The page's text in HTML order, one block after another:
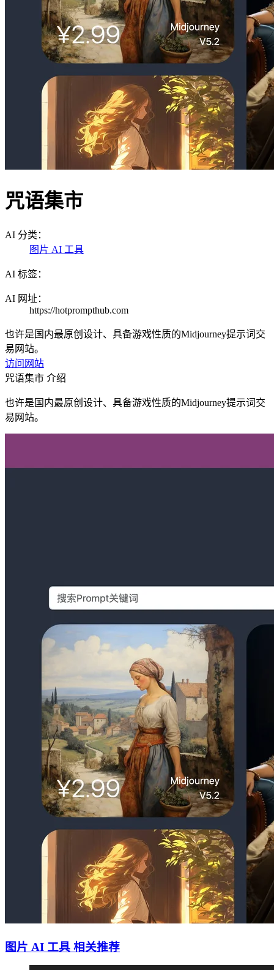
咒语集市
AI 分类：
图片 AI 工具
AI 标签：
AI 网址：
https://hotprompthub.com
也许是国内最原创设计、具备游戏性质的Midjourney提示词交
易网站。
访问网站
咒语集市 介绍
也许是国内最原创设计、具备游戏性质的Midjourney提示词交
易网站。
图片 AI 工具 相关推荐